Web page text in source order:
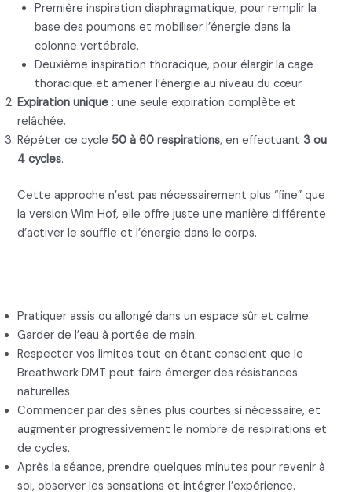
Première inspiration diaphragmatique, pour remplir la
base des poumons et mobiliser l’énergie dans la
colonne vertébrale.
Deuxième inspiration thoracique, pour élargir la cage
thoracique et amener l’énergie au niveau du cœur.
Expiration unique : une seule expiration complète et
relâchée.
Répéter ce cycle 50 à 60 respirations, en effectuant3 ou
4 cycles.
Cette approche n’est pas nécessairement plus “fine” que
la version Wim Hof, elle offre juste une manière différente
d’activer le souffle et l’énergie dans le corps.
Pratiquer assis ou allongé dans un espace sûr et calme.
Garder de l’eau à portée de main.
Respecter vos limites tout en étant conscient que le
Breathwork DMT peut faire émerger des résistances
naturelles.
Commencer par des séries plus courtes si nécessaire, et
augmenter progressivement le nombre de respirations et
de cycles.
Après la séance, prendre quelques minutes pour revenir à
soi, observer les sensations et intégrer l’expérience.